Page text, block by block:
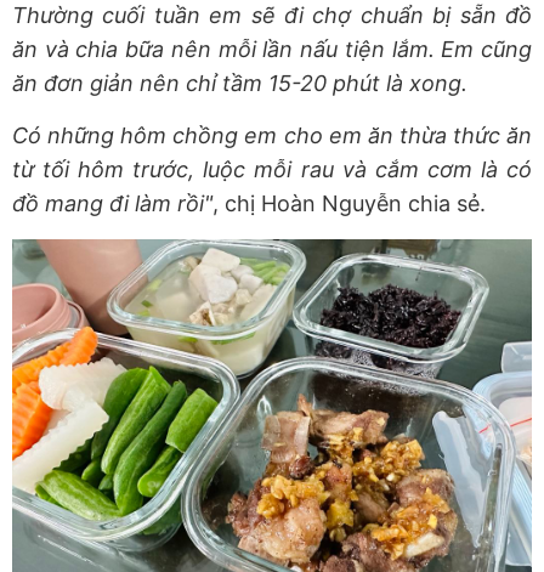
Thường cuối tuần em sẽ đi chợ chuẩn bị sẵn đồ
ăn và chia bữa nên mỗi lần nấu tiện lắm. Em cũng
ăn đơn giản nên chỉ tầm 15-20 phút là xong.
Có những hôm chồng em cho em ăn thừa thức ăn
từ tối hôm trước, luộc mỗi rau và cắm cơm là có
đồ mang đi làm rồi", chị Hoàn Nguyễn chia sẻ.